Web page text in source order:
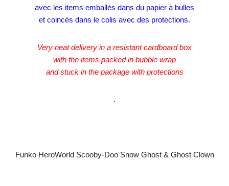
avec les items emballés dans du papier à bulles
et coincés dans le colis avec des protections.
Very neat delivery in a resistant cardboard box
with the items packed in bubble wrap
and stuck in the package with protections
.
Funko HeroWorld Scooby-Doo Snow Ghost & Ghost Clown